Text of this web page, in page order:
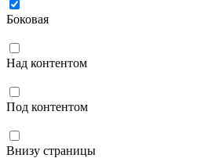
Боковая
Над контентом
Под контентом
Внизу страницы